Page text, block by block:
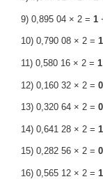
9) 0,895 04 × 2 = 1
10) 0,790 08 × 2 = 1
11) 0,580 16 × 2 = 1
12) 0,160 32 × 2 = 0
13) 0,320 64 × 2 = 0
14) 0,641 28 × 2 = 1
15) 0,282 56 × 2 = 0
16) 0,565 12 × 2 = 1